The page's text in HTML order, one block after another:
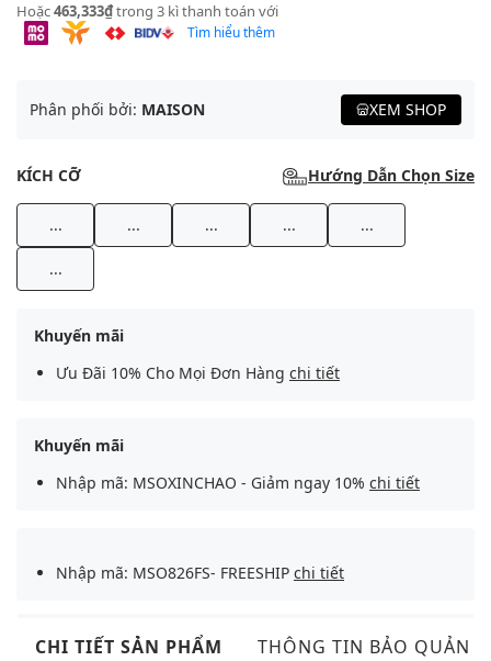
Hoặc463,333₫trong 3 kì thanh toán với
Tìm hiểu thêm
Phân phối bởi: MAISON XEM SHOP
KÍCH CỠ Hướng Dẫn Chọn Size
... ... ... ... ...
...
Khuyến mãi
Ưu Đãi 10% Cho Mọi Đơn Hàng chi tiết
Khuyến mãi
Nhập mã: MSOXINCHAO - Giảm ngay 10% chi tiết
Nhập mã: MSO826FS- FREESHIP chi tiết
CHI TIẾT SẢN PHẨM THÔNG TIN BẢO QUẢN